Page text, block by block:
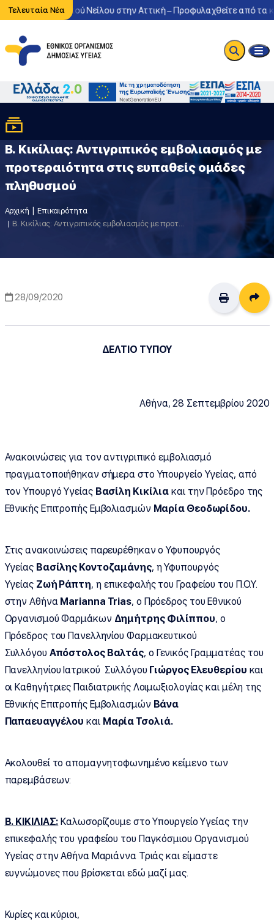
Τελευταία Νέα
ιού Δυτικού Νείλου στην Αττική – Προφυλαχθείτε από τα
Β. Κικίλιας: Αντιγριπικός εμβολιασμός με
προτεραιότητα στις ευπαθείς ομάδες
πληθυσμού
Αρχική
Επικαιρότητα
28/09/2020
ΔΕΛΤΙΟ ΤΥΠΟΥ
Αθήνα, 28 Σεπτεμβρίου 2020
Ανακοινώσεις για τον αντιγριπικό εμβολιασμό
πραγματοποιήθηκαν σήμερα στο Υπουργείο Υγείας, από
τον Υπουργό Υγείας Βασίλη Κικίλια και την Πρόεδρο της
Εθνικής Επιτροπής Εμβολιασμών Μαρία Θεοδωρίδου.
Στις ανακοινώσεις παρευρέθηκαν ο Υφυπουργός
Υγείας Βασίλης Κοντοζαμάνης, η Υφυπουργός
Υγείας Ζωή Ράπτη, η επικεφαλής του Γραφείου του Π.Ο.Υ.
στην Αθήνα Marianna Trias, ο Πρόεδρος του Εθνικού
Οργανισμού Φαρμάκων Δημήτρης Φιλίππου, ο
Πρόεδρος του Πανελληνίου Φαρμακευτικού
Συλλόγου Απόστολος Βαλτάς, ο Γενικός Γραμματέας του
Πανελληνίου Ιατρικού Συλλόγου Γιώργος Ελευθερίου και
οι Καθηγήτριες Παιδιατρικής Λοιμωξιολογίας και μέλη της
Εθνικής Επιτροπής Εμβολιασμών Βάνα
Παπαευαγγέλου και Μαρία Τσολιά.
Ακολουθεί το απομαγνητοφωνημένο κείμενο των
παρεμβάσεων:
Β. ΚΙΚΙΛΙΑΣ: Καλωσορίζουμε στο Υπουργείο Υγείας την
επικεφαλής του γραφείου του Παγκόσμιου Οργανισμού
Υγείας στην Αθήνα Μαριάννα Τριάς και είμαστε
ευγνώμονες που βρίσκεται εδώ μαζί μας.
Κυρίες και κύριοι,